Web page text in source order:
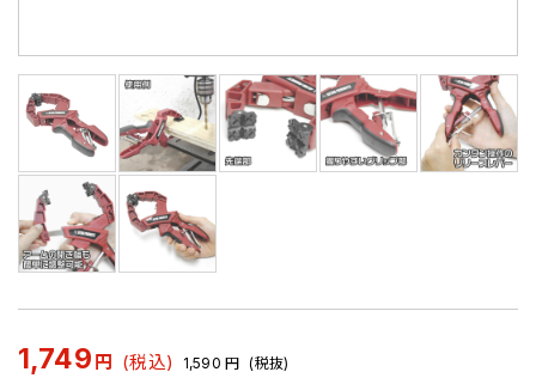
1,749 円 (税込) 1,590 円 (税抜)